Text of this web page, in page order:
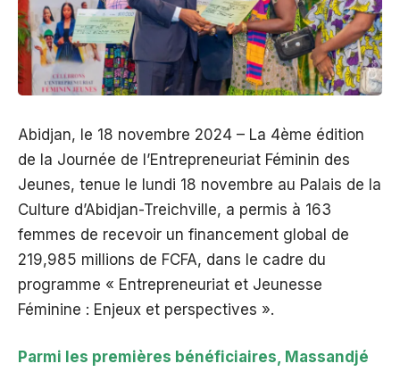
Abidjan, le 18 novembre 2024 – La 4ème édition
de la Journée de l’Entrepreneuriat Féminin des
Jeunes, tenue le lundi 18 novembre au Palais de la
Culture d’Abidjan-Treichville, a permis à 163
femmes de recevoir un financement global de
219,985 millions de FCFA, dans le cadre du
programme « Entrepreneuriat et Jeunesse
Féminine : Enjeux et perspectives ».
Parmi les premières bénéficiaires, Massandjé